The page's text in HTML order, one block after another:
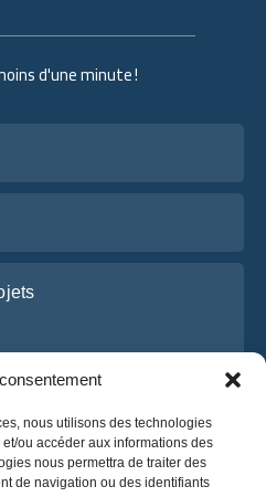
nous utilisons des technologies
ou accéder aux informations des
nous permettra de traiter des
de navigation ou des identifiants
d'une minute !